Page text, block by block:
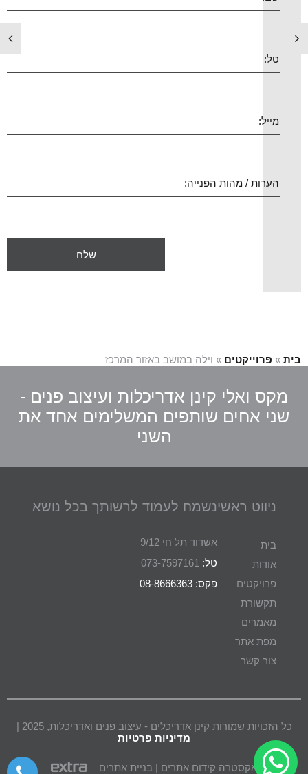
בית » פרוייקטים » וילה במושב באזור המרכז
מקס ואלי קינן אדריכלות ועיצוב פנים -
שני אחים שותפים המשלימים אחד את
השני
ניווט ראשי
בית
אודות
פרויקטים
תקשורת
מאמרים
מפת אתר
צור קשר
נשמח לעמוד לרשותך בכל נושא
אשדוד תל חי 9/12
טל: 073-7597161
פקס: 08-8666363
כל הזכויות שמורות קינן אדריכלים - עיצוב פנים ואדריכלות, 2025 |
מדיניות פרטיות
אקסטרה קידום אתרים | בניית אתרים